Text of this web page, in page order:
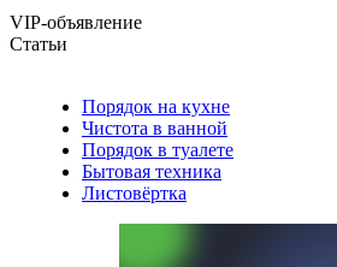
VIP-объявление
Статьи
Порядок на кухне
Чистота в ванной
Порядок в туалете
Бытовая техника
Листовёртка